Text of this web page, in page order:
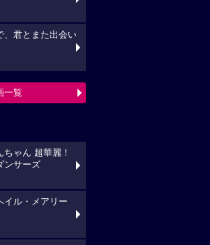
、君とまた出会い
一覧
ゃん 超華麗！
ンサーズ
イル・メアリー